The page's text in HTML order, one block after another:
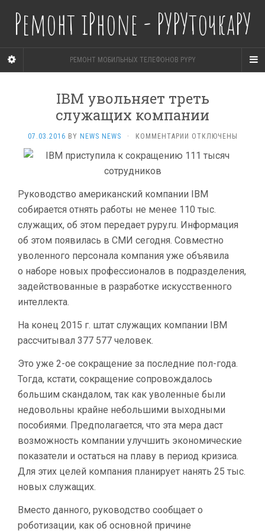
Ремонт iPhone - РУРУточкаРУ
РЕМОНТ МОБИЛЬНЫХ ТЕЛЕФОНОВ PYPY
IBM увольняет треть
служащих компании
07.03.2016 BY NEWS NEWS · КОММЕНТАРИИ К
IBM
СЛУЖАЩИХ
ОТКЛЮЧЕНЫ
Руководство американский компании IBM
собирается отнять работы не менее 110 тыс.
служащих, об этом передает pypy.ru. Информация
об этом появилась в СМИ сегодня. Совместно
уволенного персонала компания уже объявила
о наборе новых профессионалов в подразделения,
задействованные в разработке искусственного
интеллекта.
На конец 2015 г. штат служащих компании IBM
рассчитывал 377 577 человек.
Это уже 2-ое сокращение за последние пол-года.
Тогда, кстати, сокращение сопровождалось
большим скандалом, так как уволенные были
недовольны крайне небольшими выходными
пособиями. Предполагается, что эта мера даст
возможность компании улучшить экономические
показатели и остаться на плаву в период кризиса.
Для этих целей компания планирует нанять 25 тыс.
новых служащих.
Вместо данного, руководство сообщает о
роботизации, как об основной причине